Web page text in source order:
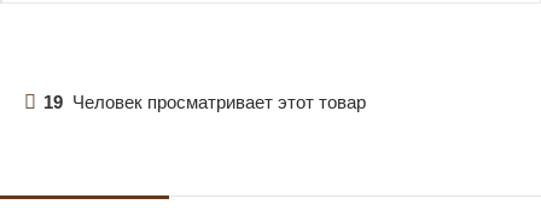
19 Человек просматривает этот товар